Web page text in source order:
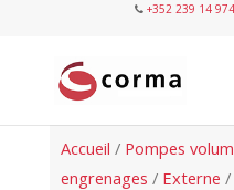
+352 239 14 974
Accueil / Pompes
engrenages / Externe /